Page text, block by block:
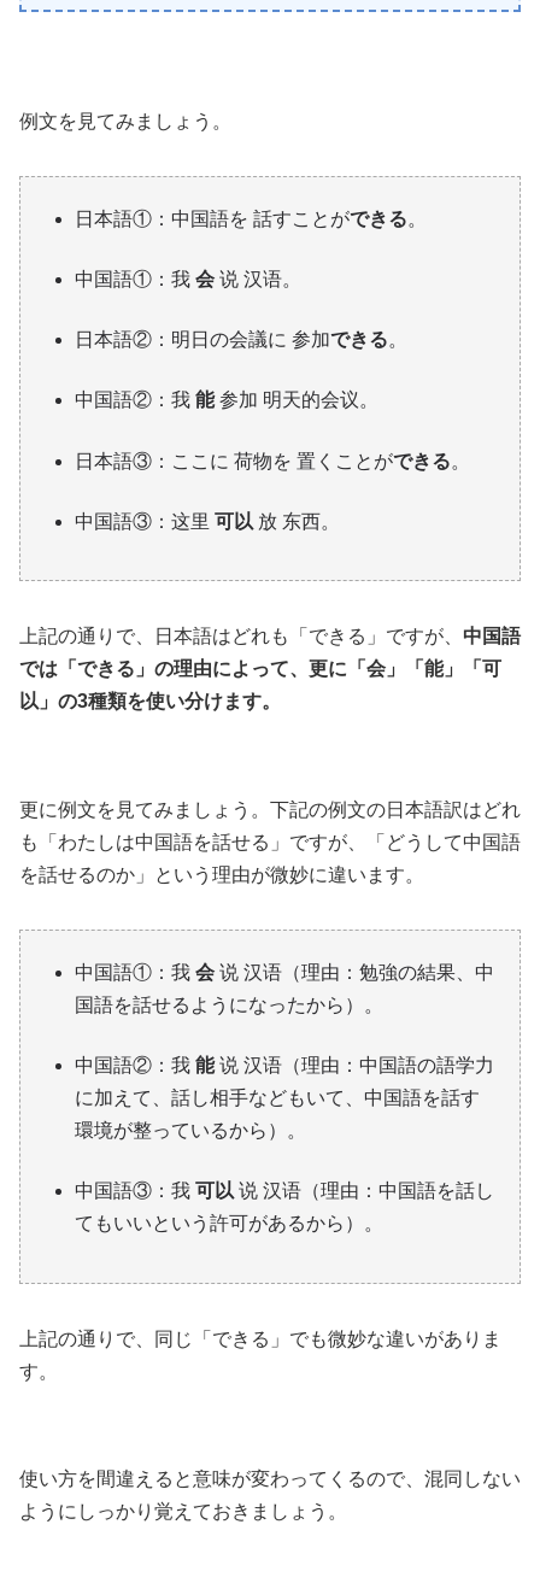
例文を見てみましょう。
日本語①：中国語を 話すことができる。
中国語①：我会 说 汉语。
日本語②：明日の会議に 参加できる。
中国語②：我能参加 明天的会议。
日本語③：ここに 荷物を 置くことができる。
中国語③：这里可以 放 东西。
上記の通りで、日本語はどれも「できる」ですが、 中国語
では「できる」の理由によって、更に「会」「能」「可
以」の3種類を使い分けます。
更に例文を見てみましょう。下記の例文の日本語訳はどれ
も「わたしは中国語を話せる」ですが、「どうして中国語
を話せるのか」という理由が微妙に違います。
中国語①：我会 说 汉语（理由：勉強の結果、中
国語を話せるようになったから）。
中国語②：我能说 汉语（理由：中国語の語学力
に加えて、話し相手などもいて、中国語を話す
環境が整っているから）。
中国語③：我可以 说 汉语（理由：中国語を話し
てもいいという許可があるから）。
上記の通りで、同じ「できる」でも微妙な違いがありま
す。
使い方を間違えると意味が変わってくるので、混同しない
ようにしっかり覚えておきましょう。